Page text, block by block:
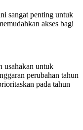
sangat penting untuk
akses bagi
usahakan untuk
perubahan tahun
pada tahun